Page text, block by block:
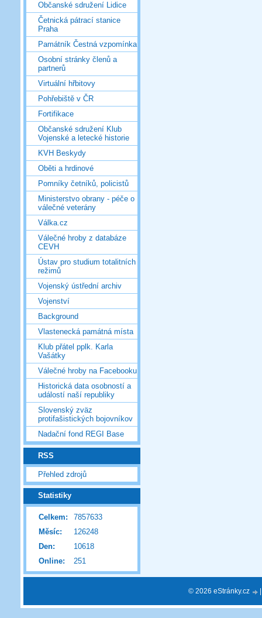
Občanské sdružení Lidice
Četnická pátrací stanice
Praha
Památník Čestná vzpomínka
Osobní stránky členů a
partnerů
Virtuální hřbitovy
Pohřebiště v ČR
Fortifikace
Občanské sdružení Klub
Vojenské a letecké historie
KVH Beskydy
Oběti a hrdinové
Pomníky četníků, policistů
Ministerstvo obrany - péče o
válečné veterány
Válka.cz
Válečné hroby z databáze
CEVH
Ústav pro studium totalitních
režimů
Vojenský ústřední archiv
Vojenství
Background
Vlastenecká památná místa
Klub přátel pplk. Karla
Vašátky
Válečné hroby na Facebooku
Historická data osobností a
událostí naší republiky
Slovenský zväz
protifašistických bojovníkov
Nadační fond REGI Base
RSS
Přehled zdrojů
Statistiky
Online: 251
Celkem:
7857633
Měsíc:
126248
Den:
10618
© 2026 eStránky.cz